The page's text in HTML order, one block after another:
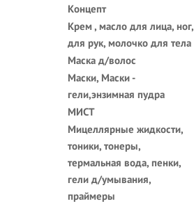
Концепт
Крем , масло для лица, ног,
для рук, молочко для тела
Маска д/волос
Маски, Маски -
гели,энзимная пудра
МИСТ
Мицеллярные жидкости,
тоники, тонеры,
термальная вода, пенки,
гели д/умывания,
праймеры